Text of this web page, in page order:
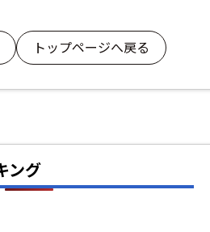
トップページへ戻る
ング